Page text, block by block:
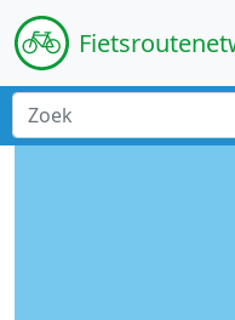
Fiets